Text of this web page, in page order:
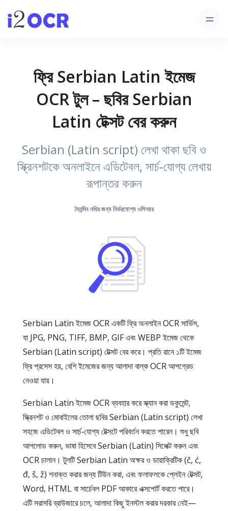
ফ্রি Serbian Latin ইমেজ
OCR টুল – ছবির Serbian
Latin টেক্সট বের করুন
Serbian (Latin script) লেখা থাকা ছবি ও
স্ক্রিনশটকে অনলাইনে এডিটেবল, সার্চ‑যোগ্য লেখায়
রূপান্তর করুন
দৈনন্দিন নথির জন্য নির্ভরযোগ্য ওসিআর
Serbian Latin ইমেজ OCR একটি ফ্রি অনলাইন OCR সার্ভিস,
যা JPG, PNG, TIFF, BMP, GIF এবং WEBP ইমেজ থেকে
Serbian (Latin script) টেক্সট বের করে। প্রতি রানে ১টি ইমেজ
ফ্রি প্রসেস হয়, বেশি ইমেজের জন্য আলাদা বাল্ক OCR আপগ্রেড
নেওয়া যায়।
Serbian Latin ইমেজ OCR ব্যবহার করে স্ক্যান করা ডকুমেন্ট,
স্ক্রিনশট ও মোবাইলের তোলা ছবির Serbian (Latin script) লেখা
সহজে এডিটেবল ও সার্চ‑যোগ্য টেক্সটে পরিবর্তন করতে পারেন। শুধু ছবি
আপলোড করুন, ভাষা হিসেবে Serbian (Latin) সিলেক্ট করুন এবং
OCR চালান। টুলটি Serbian Latin অক্ষর ও ডায়াক্রিটিক (č, ć,
đ, š, ž) শনাক্ত করার জন্য টিউন করা, এবং ফলাফলকে প্লেইন টেক্সট,
Word, HTML বা সার্চেবল PDF আকারে এক্সপোর্ট করতে পারে।
এটি সরাসরি ব্রাউজারে চলে, আলাদা কিছু ইনস্টল করার দরকার নেই—